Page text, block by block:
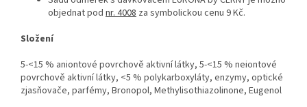
objednat pod nr. 4008 za symbolickou cenu 9 Kč.
Složení
5-<15 % aniontové povrchově aktivní látky, 5-<15 % neiontové
povrchově aktivní látky, <5 % polykarboxyláty, enzymy, optické
zjasňovače, parfémy, Bronopol, Methylisothiazolinone, Eugenol